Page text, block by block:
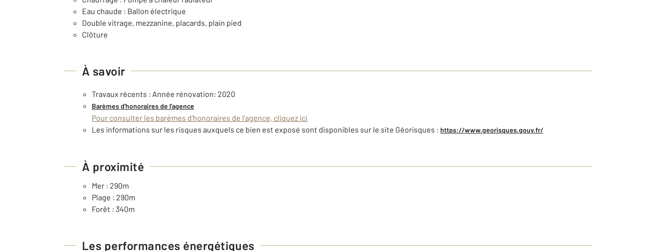
Eau chaude : Ballon électrique
Double vitrage, mezzanine, placards, plain pied
Clôture
À savoir
Travaux récents : Année rénovation: 2020
Barèmes d'honoraires de l'agence
Pour consulter les barèmes d'honoraires de l'agence, cliquez ici
Les informations sur les risques auxquels ce bien est exposé sont disponibles sur le site Géorisques : https://www.georisques.gouv.fr/
À proximité
Mer : 290m
Plage : 290m
Forêt : 340m
Les performances énergétiques